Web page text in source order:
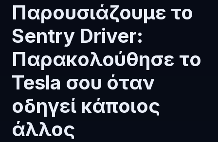
Παρουσιάζουμε το
Sentry Driver:
Παρακολούθησε το
Tesla σου όταν
οδηγεί κάποιος
άλλος